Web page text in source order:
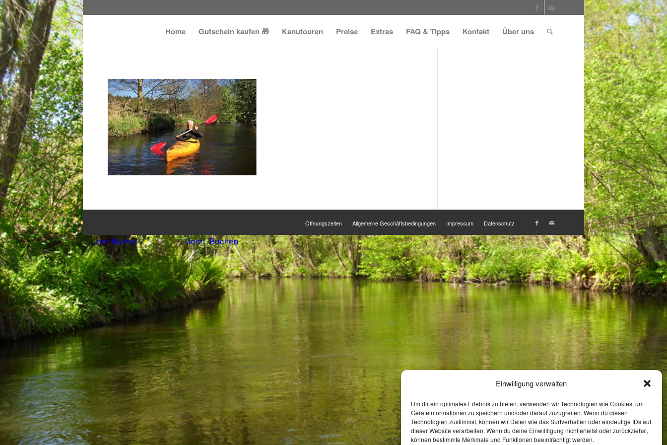
Einwilligung verwalten
Um dir ein optimales Erlebnis zu bieten, verwenden wir Technologien wie Cookies, um
Geräteinformationen zu speichern und/oder darauf zuzugreifen. Wenn du diesen
Technologien zustimmst, können wir Daten wie das Surfverhalten oder eindeutige IDs auf
dieser Website verarbeiten. Wenn du deine Einwillligung nicht erteilst oder zurückziehst,
können bestimmte Merkmale und Funktionen beeinträchtigt werden.
Home Gutschein kaufen 🎁 Kanutouren Preise Extras FAQ & Tipps Kontakt Über uns
Öffnungszeiten Allgemeine Geschäftsbedingungen Impressum Datenschutz
Jetzt Buchen Jetzt Buchen